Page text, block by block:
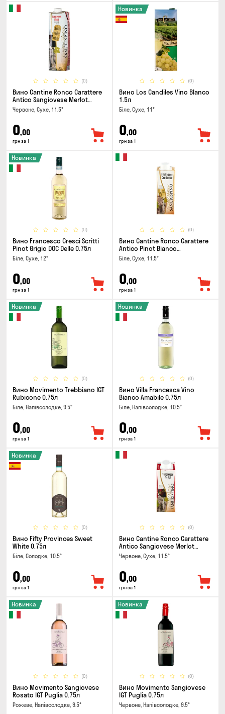
(0)
Вино Cantine Ronco Carattere
Antico Sangiovese Merlot
Rubicone IGT 1л
Червоне, Сухе, 11.5°
0,00
грн за 1
(0)
Новинка
Вино Los Candiles Vino Blanco
1.5л
Біле, Сухе, 11°
0,00
грн за 1
(0)
Новинка
Вино Francesco Cresci Scritti
Pinot Grigio DOC Delle 0.75л
Біле, Сухе, 12°
0,00
грн за 1
(0)
Вино Cantine Ronco Carattere
Antico Pinot Bianco
Chardonnay Rubicone IGT 0.25л
Біле, Сухе, 11.5°
0,00
грн за 1
(0)
Новинка
Вино Movimento Trebbiano IGT
Rubicone 0.75л
Біле, Напівсолодке, 9.5°
0,00
грн за 1
(0)
Новинка
Вино Villa Francesca Vino
Bianco Amabile 0.75л
Біле, Напівсолодке, 10.5°
0,00
грн за 1
(0)
Новинка
Вино Fifty Provinces Sweet
White 0.75л
Біле, Солодке, 10.5°
0,00
грн за 1
(0)
Вино Cantine Ronco Carattere
Antico Sangiovese Merlot
Rubicone IGT 0.25л
Червоне, Сухе, 11.5°
0,00
грн за 1
(0)
Новинка
Вино Movimento Sangiovese
Rosato IGT Puglia 0.75л
Рожеве, Напівсолодке, 9.5°
(0)
Новинка
Вино Movimento Sangiovese
IGT Puglia 0.75л
Червоне, Напівсолодке, 9.5°